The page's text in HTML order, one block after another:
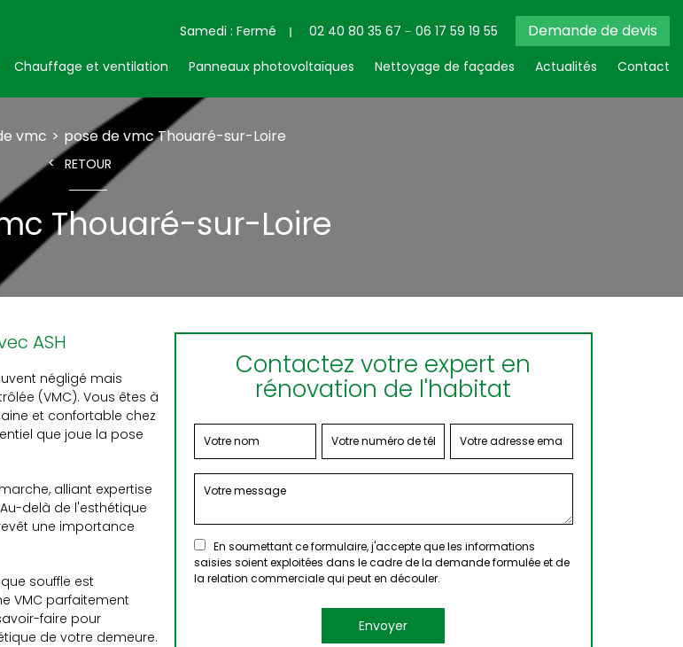
Samedi : Fermé 02 40 80 35 67 06 17 59 19 55 Demande de devis
Chauffage et ventilation Panneaux photovoltaïques Nettoyage de façades Actualités Contact
vmc pose de vmc Thouaré-sur-Loire
RETOUR
Thouaré-sur-Loire
ASH
négligé mais
(VMC). Vous êtes à
et confortable chez
que joue la pose
alliant expertise
delà de l'esthétique
une importance
souffle est
VMC parfaitement
faire pour
de votre demeure.
Contactez votre expert en
rénovation de l'habitat
En soumettant ce formulaire, j'accepte que les informations
saisies soient exploitées dans le cadre de la demande formulée et de
la relation commerciale qui peut en découler.